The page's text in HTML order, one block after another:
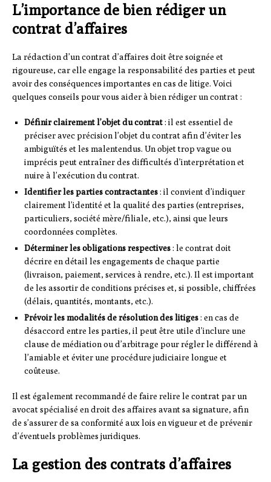
L’importance de bien rédiger un
contrat d’affaires
La rédaction d’un contrat d’affaires doit être soignée et
rigoureuse, car elle engage la responsabilité des parties et peut
avoir des conséquences importantes en cas de litige. Voici
quelques conseils pour vous aider à bien rédiger un contrat :
Définir clairement l’objet du contrat: il est essentiel de
préciser avec précision l’objet du contrat afin d’éviter les
ambiguïtés et les malentendus. Un objet trop vague ou
imprécis peut entraîner des difficultés d’interprétation et
nuire à l’exécution du contrat.
Identifier les parties contractantes: il convient d’indiquer
clairement l’identité et la qualité des parties (entreprises,
particuliers, société mère/filiale, etc.), ainsi que leurs
coordonnées complètes.
Déterminer les obligations respectives: le contrat doit
décrire en détail les engagements de chaque partie
(livraison, paiement, services à rendre, etc.). Il est important
de les assortir de conditions précises et, si possible, chiffrées
(délais, quantités, montants, etc.).
Prévoir les modalités de résolution des litiges: en cas de
désaccord entre les parties, il peut être utile d’inclure une
clause de médiation ou d’arbitrage pour régler le différend à
l’amiable et éviter une procédure judiciaire longue et
coûteuse.
Il est également recommandé de faire relire le contrat par un
avocat spécialisé en droit des affaires avant sa signature, afin
de s’assurer de sa conformité aux lois en vigueur et de prévenir
d’éventuels problèmes juridiques.
La gestion des contrats d’affaires